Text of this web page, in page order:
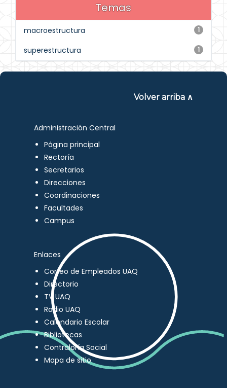
Temas
1
macroestructura
1
superestructura
Volver arriba ∧
Administración Central
Página principal
Rectoría
Secretarios
Direcciones
Coordinaciones
Facultades
Campus
Enlaces
Correo de Empleados UAQ
Directorio
TV UAQ
Radio UAQ
Calendario Escolar
Bibliotecas
Contraloría Social
Mapa de sitio